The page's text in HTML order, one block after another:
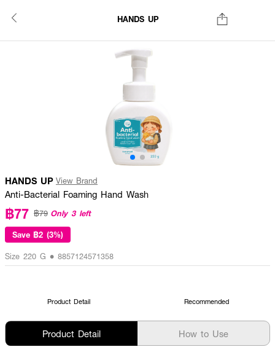
HANDS UP
HANDS UP View Brand
Anti-Bacterial Foaming Hand Wash
฿77 ฿79 Only 3 left
Save ฿2 (3%)
Size 220 G • 8857124571358
Product Detail Recommended
Product Detail How to Use